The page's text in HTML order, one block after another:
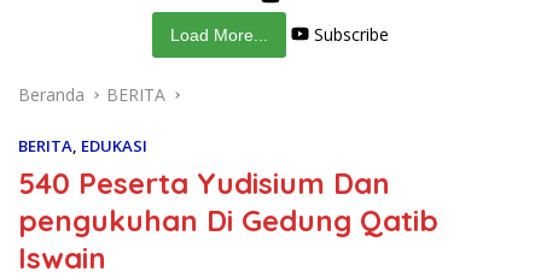
Load More... Subscribe
Beranda BERITA
BERITA, EDUKASI
540 Peserta Yudisium Dan
pengukuhan Di Gedung Qatib
Iswain